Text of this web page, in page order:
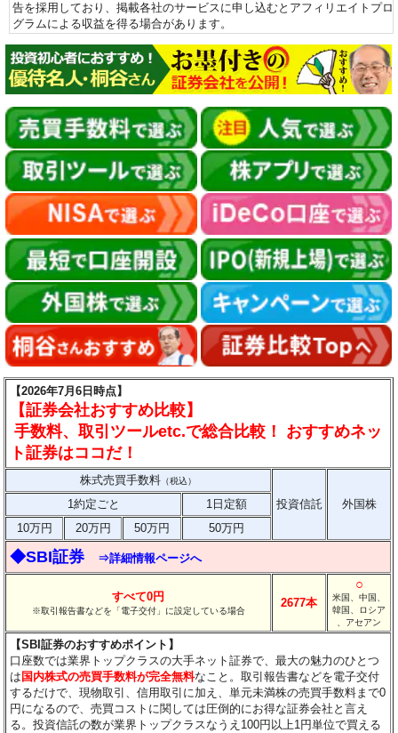
告を採用しており、掲載各社のサービスに申し込むとアフィリエイトプロ
グラムによる収益を得る場合があります。
【2026年7月6日時点】
【証券会社おすすめ比較】
手数料、取引ツールetc.で総合比較！ おすすめネッ
ト証券はココだ！
株式売買手数料 （税込）
投資信託 外国株
1約定ごと
1日定額
10万円
20万円 50万円 50万円
◆SBI証券 ⇒詳細情報ページへ
すべて0円
※取引報告書などを「電子交付」に設定している場合
2677本
○
米国、中国、
韓国、ロシア
、アセアン
【SBI証券のおすすめポイント】
口座数では業界トップクラスの大手ネット証券で、最大の魅力のひとつ
は 国内株式の売買手数料が完全無料なこと。取引報告書などを電子交付
するだけで、現物取引、信用取引に加え、単元未満株の売買手数料まで0
円になるので、売買コストに関しては圧倒的にお得な証券会社と言え
る。投資信託の数が業界トップクラスなうえ100円以上1円単位で買える